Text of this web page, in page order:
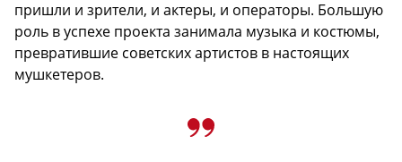
пришли и зрители, и актеры, и операторы. Большую
роль в успехе проекта занимала музыка и костюмы,
превратившие советских артистов в настоящих
мушкетеров.